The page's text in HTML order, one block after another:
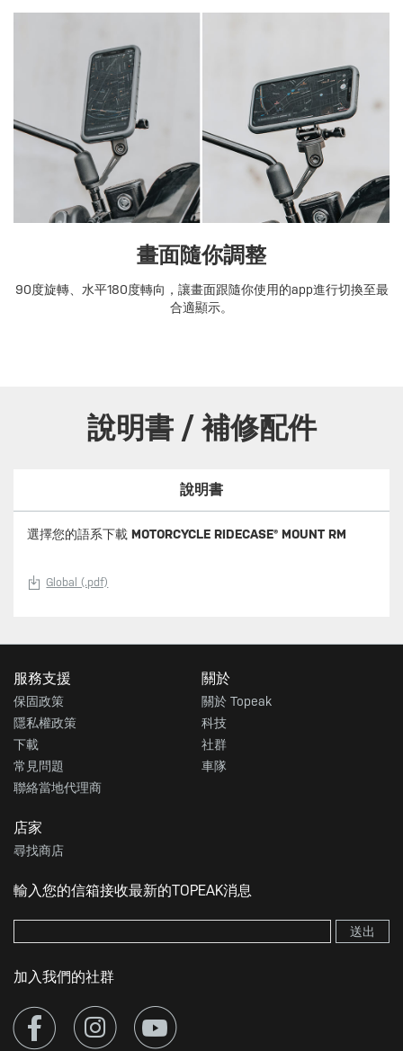
畫面隨你調整
90度旋轉、水平180度轉向，讓畫面跟隨你使用的app進行切換至最
合適顯示。
說明書 / 補修配件
說明書
選擇您的語系下載 MOTORCYCLE RIDECASE® MOUNT RM
Global (.pdf)
服務支援
保固政策
隱私權政策
下載
常見問題
聯絡當地代理商
關於
關於 Topeak
科技
社群
車隊
店家
尋找商店
輸入您的信箱接收最新的TOPEAK消息
送出
加入我們的社群